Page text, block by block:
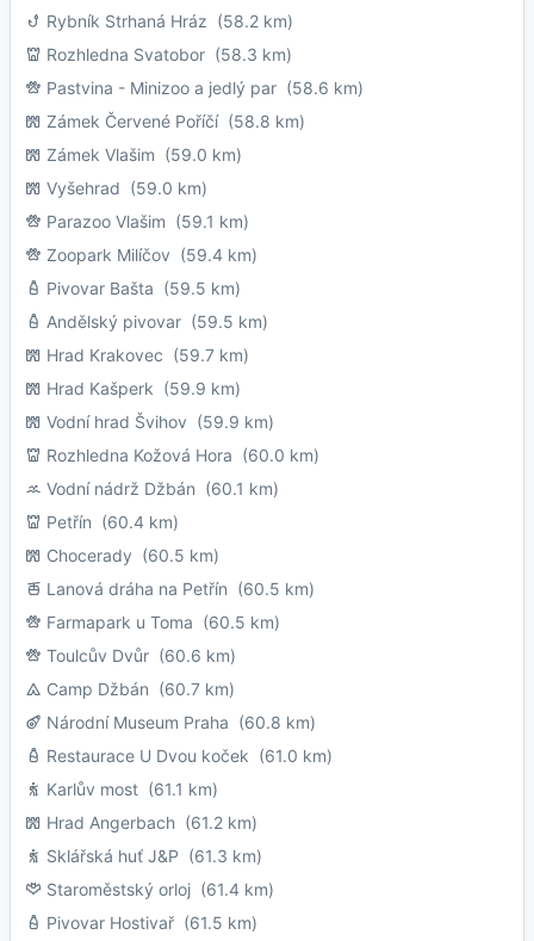
Rybník Strhaná Hráz (58.2 km)
Rozhledna Svatobor (58.3 km)
Pastvina - Minizoo a jedlý par (58.6 km)
Zámek Červené Poříčí(58.8 km)
Zámek Vlašim (59.0 km)
Vyšehrad (59.0 km)
Parazoo Vlašim (59.1 km)
Zoopark Milíčov (59.4 km)
Pivovar Bašta (59.5 km)
Andělský pivovar (59.5 km)
Hrad Krakovec (59.7 km)
Hrad Kašperk (59.9 km)
Vodní hrad Švihov (59.9 km)
Rozhledna Kožová Hora (60.0 km)
Vodní nádrž Džbán (60.1 km)
Petřín (60.4 km)
Chocerady (60.5 km)
Lanová dráha na Petřín (60.5 km)
Farmapark u Toma (60.5 km)
Toulcův Dvůr (60.6 km)
Camp Džbán (60.7 km)
Národní Museum Praha (60.8 km)
Restaurace U Dvou koček (61.0 km)
Karlův most (61.1 km)
Hrad Angerbach (61.2 km)
Sklářská huť J&P (61.3 km)
Staroměstský orloj (61.4 km)
Pivovar Hostivař (61.5 km)